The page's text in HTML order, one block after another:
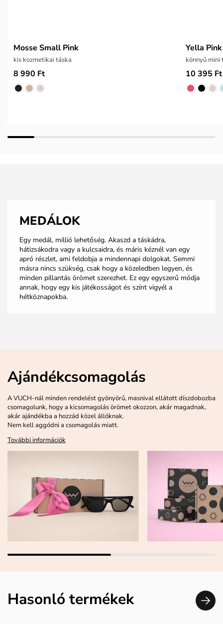
Mosse Small Pink
kis kozmetikai táska
8 990 Ft
Yella Pink
könnyű mini
10 395 Ft
MEDÁLOK
Egy medál, millió lehetőség. Akaszd a táskádra,
hátizsákodra vagy a kulcsaidra, és máris kéznél van egy
apró részlet, ami feldobja a mindennapi dolgokat. Semmi
másra nincs szükség, csak hogy a közeledben legyen, és
minden pillantás örömet szerezhet. Ez egy egyszerű módja
annak, hogy egy kis játékosságot és színt vigyél a
hétköznapokba.
Ajándékcsomagolás
A VUCH-nál minden rendelést gyönyörű, masnival ellátott díszdobozba
csomagolunk, hogy a kicsomagolás örömet okozzon, akár magadnak,
akár ajándékba a hozzád közel állóknak.
Nem kell aggódni a csomagolás miatt.
További információk
Hasonló termékek